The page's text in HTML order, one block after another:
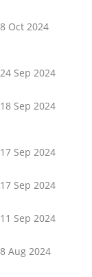
8 Oct 2024
24 Sep 2024
18 Sep 2024
17 Sep 2024
17 Sep 2024
11 Sep 2024
8 Aug 2024